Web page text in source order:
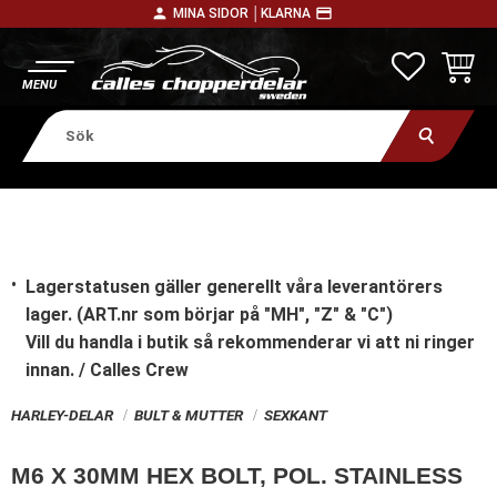
person MINA SIDOR │ KLARNA payment
Lagerstatusen gäller generellt våra leverantörers
lager. (ART.nr som börjar på "MH", "Z" & "C")
Vill du handla i butik så rekommenderar vi att ni ringer
innan. / Calles Crew
HARLEY-DELAR BULT & MUTTER SEXKANT
M6 X 30MM HEX BOLT, POL. STAINLESS